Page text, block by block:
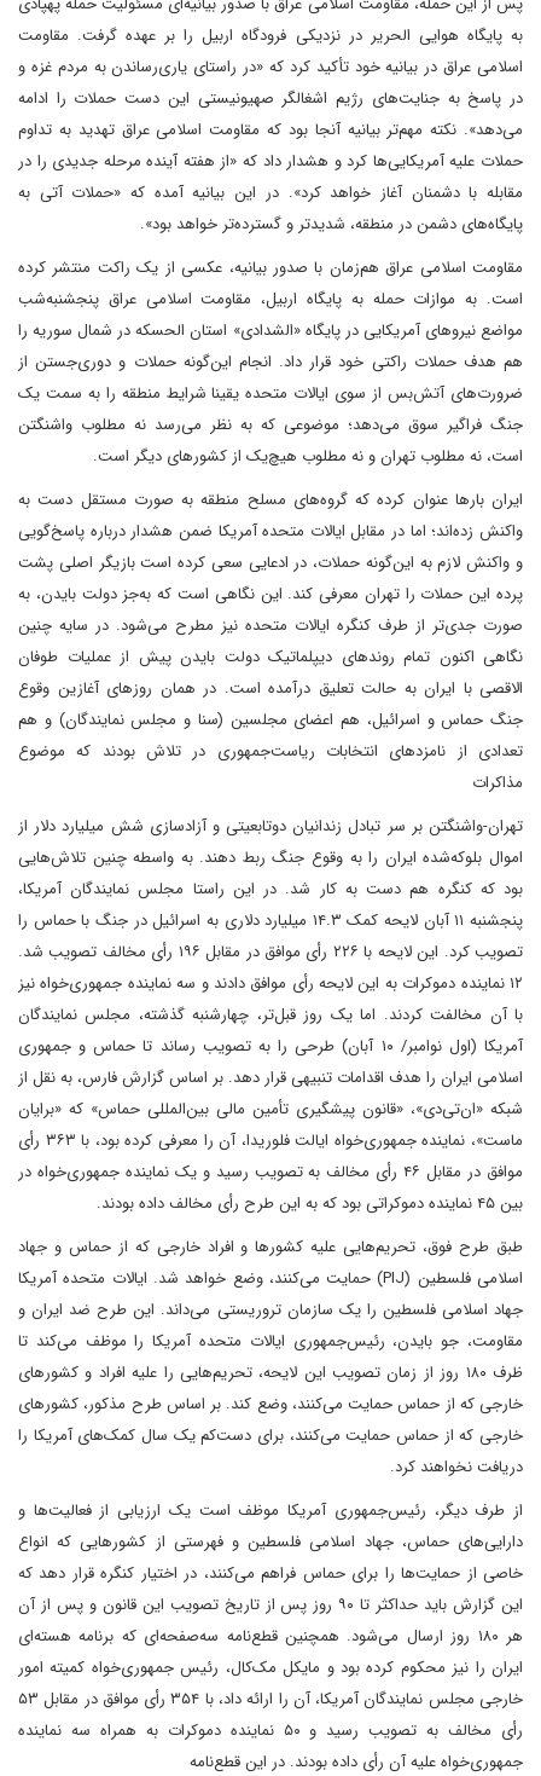
به پایگاه هوایی الحریر در نزدیکی فرودگاه اربیل را بر‌ عهده گرفت. مقاومت
اسلامی عراق در بیانیه خود تأکید کرد که «در راستای یاری‌رساندن به مردم غزه و
در پاسخ به جنایت‌های رژیم اشغالگر صهیونیستی این دست حملات را ادامه
می‌دهد». نکته مهم‌‌تر بیانیه آنجا بود که مقاومت اسلامی عراق تهدید به تداوم
حملات علیه آمریکایی‌ها کرد و هشدار داد که «از هفته آینده مرحله جدیدی را در
مقابله با دشمنان آغاز خواهد کرد». در این بیانیه آمده که «حملات آتی به
پایگاه‌های دشمن در منطقه، شدیدتر و گسترده‌تر خواهد بود».
مقاومت اسلامی عراق هم‌زمان با صدور بیانیه، عکسی از یک راکت منتشر کرده
است. به موازات حمله به پایگاه اربیل، مقاومت اسلامی عراق پنجشنبه‌شب
مواضع نیروهای آمریکایی در پایگاه «الشدادی» استان الحسکه در شمال سوریه را
هم هدف حملات راکتی خود قرار داد. انجام این‌گونه حملات و دوری‌جستن از
ضرورت‌های آتش‌‌بس از سوی ایالات متحده یقینا شرایط منطقه را به سمت یک
جنگ فراگیر سوق می‌دهد؛ موضوعی که به نظر می‌رسد نه مطلوب واشنگتن
است، نه مطلوب تهران و نه مطلوب هیچ‌یک از کشورهای دیگر است.
ایران بارها عنوان کرده که گروه‌های مسلح منطقه به صورت مستقل دست به
واکنش زده‌اند؛ اما در مقابل ایالات متحده آمریکا ضمن هشدار درباره پاسخ‌گویی
و واکنش لازم به این‌گونه حملات، در ادعایی سعی کرده است بازیگر اصلی پشت
پرده این حملات را تهران معرفی کند. این نگاهی است که به‌جز دولت بایدن، به
صورت جدی‌تر از طرف کنگره ایالات متحده نیز مطرح می‌شود. در سایه چنین
نگاهی اکنون تمام روندهای دیپلماتیک دولت بایدن پیش از عملیات طوفان
‌الاقصی با ایران به حالت تعلیق درآمده است. در همان روزهای آغازین وقوع
جنگ حماس و اسرائیل، هم اعضای مجلسین (سنا و مجلس نمایندگان) و هم
تعدادی از نامزدهای انتخابات ریاست‌جمهوری در تلاش بودند که موضوع
مذاکرات
تهران‌-واشنگتن بر سر تبادل زندانیان دوتابعیتی و آزادسازی شش میلیارد دلار از
اموال بلوکه‌شده ایران را به وقوع جنگ ربط دهند. به واسطه چنین تلاش‌هایی
بود که کنگره هم دست به کار شد. در این راستا مجلس نمایندگان آمریکا،
پنجشنبه ۱۱ آبان لایحه کمک ۱۴.۳ میلیارد دلاری به اسرائیل در جنگ با حماس را
تصویب کرد. این لایحه با ۲۲۶ رأی موافق در مقابل ۱۹۶ رأی مخالف تصویب شد.
۱۲ نماینده دموکرات به این لایحه رأی موافق دادند و سه نماینده جمهوری‌خواه نیز
با آن مخالفت کردند. اما یک روز قبل‌تر، چهارشنبه گذشته، مجلس نمایندگان
آمریکا (اول نوامبر/ ۱۰ آبان) طرحی را به تصویب رساند تا حماس و جمهوری
اسلامی ایران را هدف اقدامات تنبیهی قرار دهد. بر‌ اساس گزارش فارس، به نقل از
شبکه «ان‌تی‌دی»، «قانون پیشگیری تأمین مالی بین‌المللی حماس» که «برایان
ماست»، نماینده جمهوری‌خواه ایالت فلوریدا، آن را معرفی کرده بود، با ۳۶۳ رأی
موافق در مقابل ۴۶ رأی مخالف به تصویب رسید و یک نماینده جمهوری‌خواه در
بین ۴۵ نماینده دموکراتی بود که به این طرح رأی مخالف داده بودند.
طبق طرح فوق، تحریم‌هایی علیه کشورها و افراد خارجی که از حماس و جهاد
اسلامی فلسطین (PIJ) حمایت می‌کنند، وضع خواهد شد. ایالات متحده آمریکا
جهاد اسلامی فلسطین را یک سازمان تروریستی می‌داند. این طرح ضد ایران و
مقاومت، جو بایدن، رئیس‌جمهوری ایالات متحده آمریکا را موظف می‌کند تا
ظرف ۱۸۰ روز از زمان تصویب این لایحه، تحریم‌هایی را علیه افراد و کشورهای
خارجی که از حماس حمایت می‌کنند، وضع کند. بر ‌اساس طرح مذکور، کشورهای
خارجی که از حماس حمایت می‌کنند، برای دست‌کم یک سال کمک‌های آمریکا را
دریافت نخواهند کرد.
از طرف دیگر، رئیس‌جمهوری آمریکا موظف است یک ارزیابی از فعالیت‌ها و
دارایی‌های حماس، جهاد اسلامی فلسطین و فهرستی از کشورهایی که انواع
خاصی از حمایت‌ها را برای حماس فراهم می‌کنند، در اختیار کنگره قرار دهد که
این گزارش باید حداکثر تا ۹۰ روز پس از تاریخ تصویب این قانون و پس از آن
هر ۱۸۰ روز ارسال می‌شود. همچنین قطع‌نامه سه‌صفحه‌ای که برنامه هسته‌ای
ایران را نیز محکوم کرده بود و مایکل مک‌کال، رئیس‌ جمهوری‌خواه کمیته امور
خارجی مجلس نمایندگان آمریکا، آن را ارائه داد، با ۳۵۴ رأی موافق در مقابل ۵۳
رأی مخالف به تصویب رسید و ۵۰ نماینده دموکرات به همراه سه نماینده
جمهوری‌خواه علیه آن رأی داده بودند. در این قطع‌نامه